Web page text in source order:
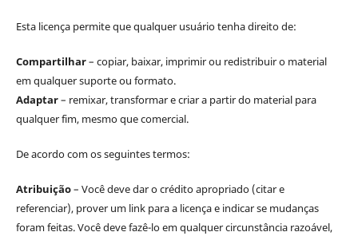
Esta licença permite que qualquer usuário tenha direito de:
Compartilhar– copiar, baixar, imprimir ou redistribuir o material
em qualquer suporte ou formato.
Adaptar– remixar, transformar e criar a partir do material para
qualquer fim, mesmo que comercial.
De acordo com os seguintes termos:
Atribuição– Você deve dar o crédito apropriado (citar e
referenciar), prover um link para a licença e indicar se mudanças
foram feitas. Você deve fazê-lo em qualquer circunstância razoável,